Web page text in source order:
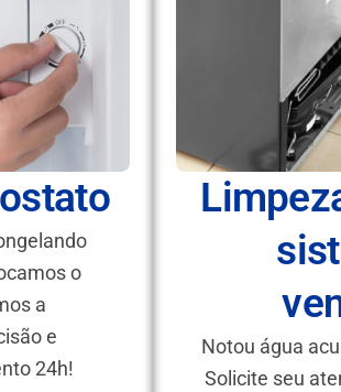
o
a
e
24h!
Notou água
Solicite seu